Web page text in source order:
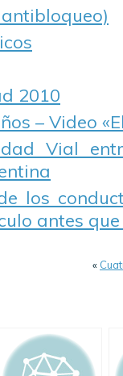
2010
– Video
Vial
los
antes
«